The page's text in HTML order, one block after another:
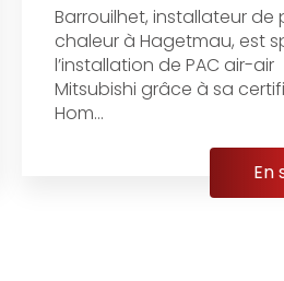
Barrouilhet, installateur de
chaleur à Hagetmau, est
l’installation de PAC air-air
Mitsubishi grâce à sa
Hom...
En